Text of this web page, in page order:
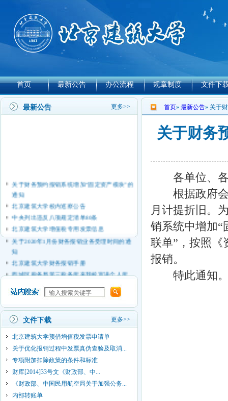
首页 最新公告 办公流程 规章制度 文件下
更多>>
最新公告
通知
关于2020年1月份财务报销业务受理时间的通
知
学校宣布财务处副处长任命
关于督促财政性支出票据及时报销及提醒年
底财务报销时间等相关事宜的通知
更多>>
文件下载
北京建筑大学预借增值税发票申请单
关于优化报销过程中发票真伪查验及取消...
专项附加扣除政策的条件和标准
财库[2014]33号文《财政部、中...
《财政部、中国民用航空局关于加强公务...
内部转账单
首页» 最新公告» 关于
关于财务
各单位、各
根据政府会
月计提折旧。
销系统中增加“
联单”，按照《
报销。
特此通知